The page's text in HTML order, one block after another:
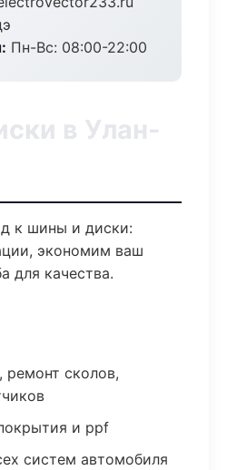
Пн-Вс: 08:00-22:00
в Улан-
к шины и диски:
экономим ваш
для качества.
ремонт сколов,
и ppf
систем автомобиля